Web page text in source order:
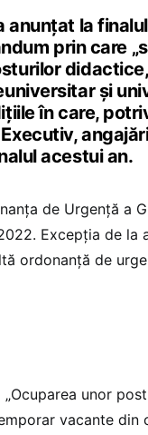
anunțat la
prin care
și
în care,
acestui an.
de Urgență a
Excepția de
ordonanță de
„Ocuparea unor
vacante